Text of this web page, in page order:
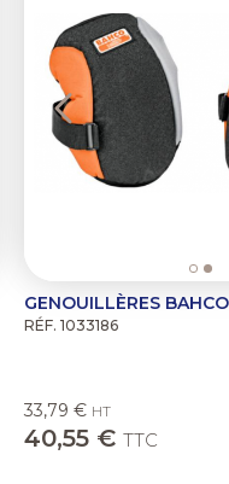
GENOUILLÈRES
RÉF. 1033186
33,79 € HT
40,55 € TTC